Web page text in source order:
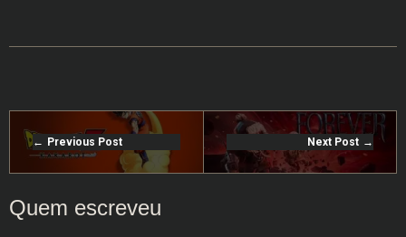
Previous Post Next Post